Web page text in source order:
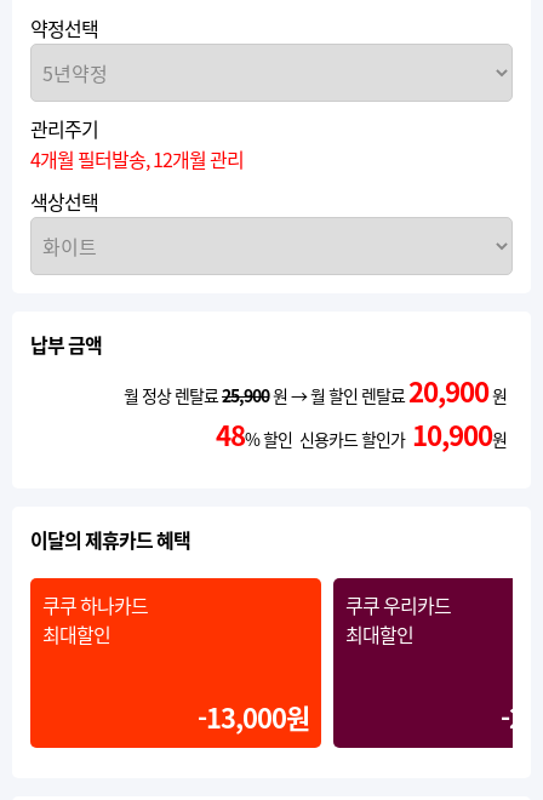
약정선택
관리주기
4개월 필터발송, 12개월 관리
색상선택
납부 금액
월 정상 렌탈료 25,900원 → 월 할인 렌탈료 20,900원
48% 할인 신용카드 할인가 10,900원
이달의 제휴카드 혜택
쿠쿠 하나카드
최대할인
-13,000원
쿠쿠 우리카드
최대할인
-